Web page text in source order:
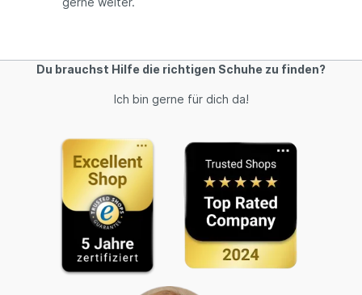
Du brauchst Hilfe die richtigen Schuhe zu finden?
Ich bin gerne für dich da!